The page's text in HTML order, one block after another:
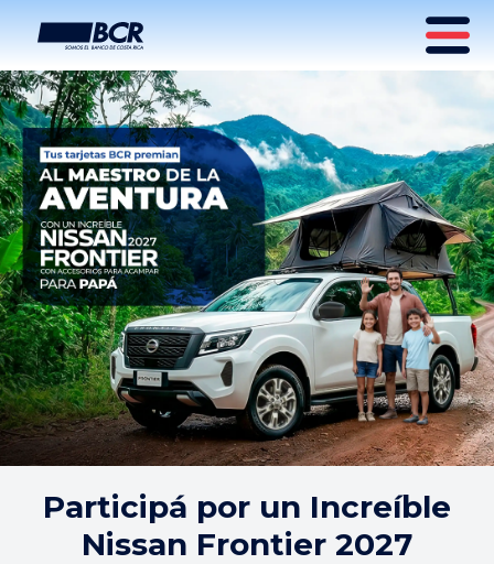
Participá por un Increíble
Nissan Frontier 2027